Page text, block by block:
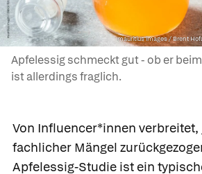
mauritius images / Brent
Apfelessig schmeckt gut - ob er
ist allerdings fraglich.
Von Influencer*innen verbreitet,
fachlicher Mängel
Apfelessig-Studie ist ein